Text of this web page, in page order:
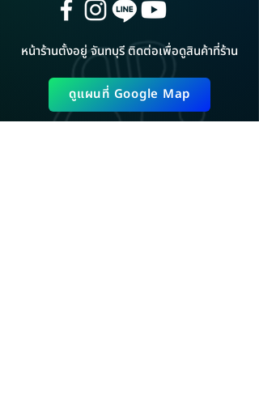
หน้าร้านตั้งอยู่ จันทบุรี ติดต่อเพื่อดูสินค้าที่ร้าน
ดูแผนที่ Google Map